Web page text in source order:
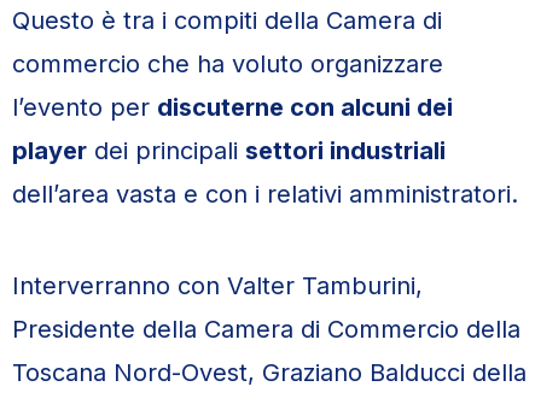
Questo è tra i compiti della Camera di
commercio che ha voluto organizzare
l’evento per discuterne con alcuni dei
player dei principali settori industriali
dell’area vasta e con i relativi amministratori.
Interverranno con Valter Tamburini,
Presidente della Camera di Commercio della
Toscana Nord-Ovest, Graziano Balducci della